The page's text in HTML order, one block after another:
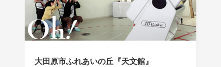
大田原市ふれあいの丘『天文館』